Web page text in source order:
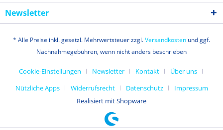
Newsletter
* Alle Preise inkl. gesetzl. Mehrwertsteuer zzgl.Versandkosten und ggf.
Nachnahmegebühren, wenn nicht anders beschrieben
Cookie-Einstellungen Newsletter Kontakt
Über uns
Nützliche Apps
Widerrufsrecht Datenschutz
Impressum
Realisiert mit Shopware